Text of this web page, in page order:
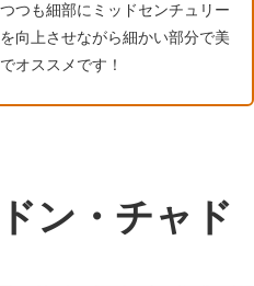
つも細部にミッドセンチュリー
向上させながら細かい部分で美
オススメです！
ン・チャド